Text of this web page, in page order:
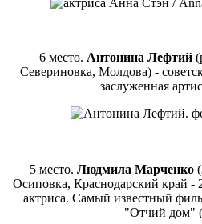
6 место. Антонина Лефтий
Севериновка, Молдова) -
заслуженная
5 место. Людмила Марченко
Осиповка, Краснодарский край -
актриса. Самый известный
"Отчий дом"